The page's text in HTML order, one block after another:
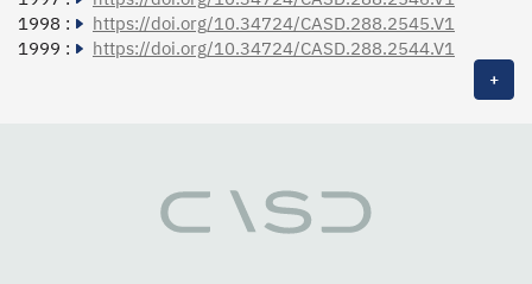
1998 :
https://doi.org/10.34724/CASD.288.2545.V1
1999 :
https://doi.org/10.34724/CASD.288.2544.V1
+